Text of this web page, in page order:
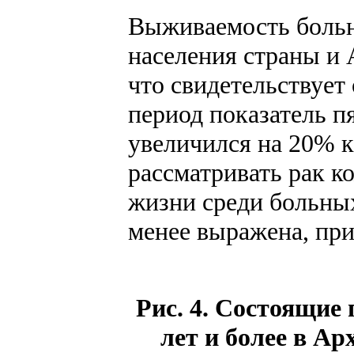
Выживаемость
населения страны и
что
период показатель
увеличился на 20%
рассматривать рак
жизни среди
менее выражена,
Рис. 4. Состоящие
лет и более в